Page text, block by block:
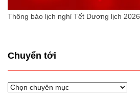
Thông báo lịch nghỉ Tết Dương lịch 2026
Chuyển tới
Chuyển